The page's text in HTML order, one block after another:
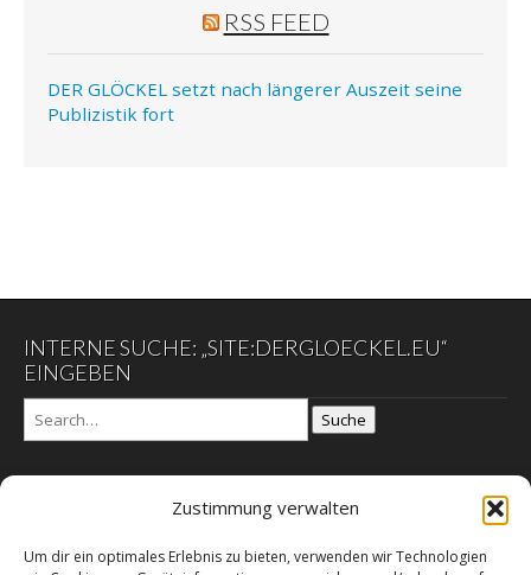
Zustimmung verwalten
Um dir ein optimales Erlebnis zu bieten, verwenden wir Technologien
RSS FEED
DER GLÖCKEL setzt nach längerer Auszeit seine
Publizistik fort
INTERNE SUCHE: „SITE:DERGLOECKEL.EU“
EINGEBEN
Suche
Datenschutzerklärung